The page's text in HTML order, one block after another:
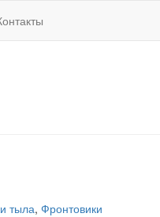
тыла, Фронтовики